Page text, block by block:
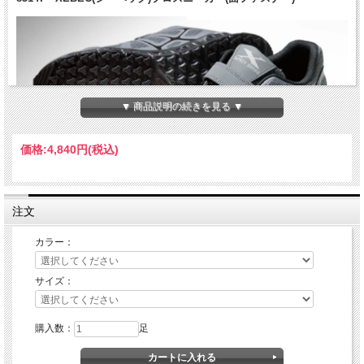
▼ 商品説明の続きを見る ▼
価格:4,840円(税込)
注文
カラー：
サイズ：
購入数： 足